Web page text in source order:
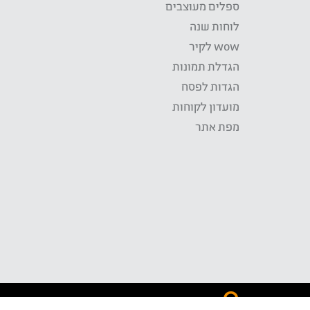
ספלים מעוצבים
לוחות שנה
wow לקיר
הגדלת תמונות
הגדות לפסח
מועדון לקוחות
מפת אתר